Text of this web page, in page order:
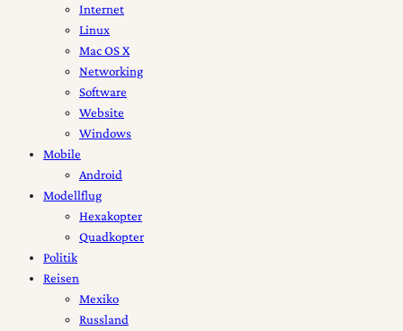
Internet
Linux
Mac OS X
Networking
Software
Website
Windows
Mobile
Android
Modellflug
Hexakopter
Quadkopter
Politik
Reisen
Mexiko
Russland